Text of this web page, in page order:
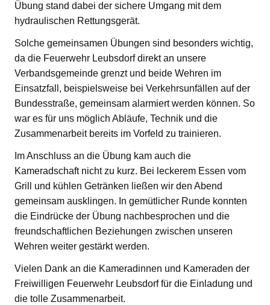
Übung stand dabei der sichere Umgang mit dem
hydraulischen Rettungsgerät.
Solche gemeinsamen Übungen sind besonders wichtig,
da die Feuerwehr Leubsdorf direkt an unsere
Verbandsgemeinde grenzt und beide Wehren im
Einsatzfall, beispielsweise bei Verkehrsunfällen auf der
Bundesstraße, gemeinsam alarmiert werden können. So
war es für uns möglich Abläufe, Technik und die
Zusammenarbeit bereits im Vorfeld zu trainieren.
Im Anschluss an die Übung kam auch die
Kameradschaft nicht zu kurz. Bei leckerem Essen vom
Grill und kühlen Getränken ließen wir den Abend
gemeinsam ausklingen. In gemütlicher Runde konnten
die Eindrücke der Übung nachbesprochen und die
freundschaftlichen Beziehungen zwischen unseren
Wehren weiter gestärkt werden.
Vielen Dank an die Kameradinnen und Kameraden der
Freiwilligen Feuerwehr Leubsdorf für die Einladung und
die tolle Zusammenarbeit.